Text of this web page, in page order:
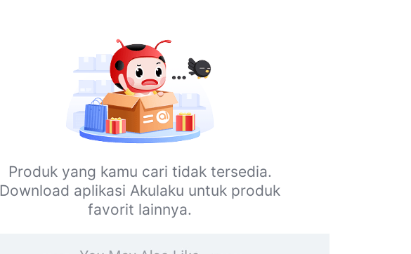
Produk yang kamu cari tidak tersedia.
Download aplikasi Akulaku untuk produk
favorit lainnya.